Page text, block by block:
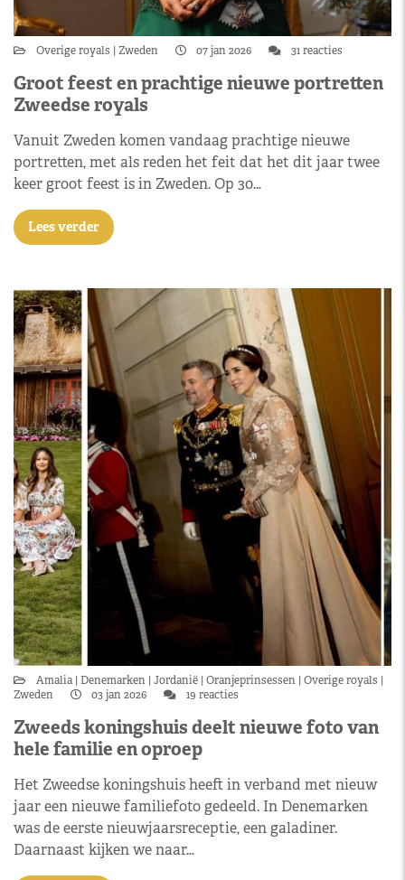
Overige royals Zweden 07 jan 2026 31 reacties
Groot feest en prachtige nieuwe portretten
Zweedse royals
Vanuit Zweden komen vandaag prachtige nieuwe
portretten, met als reden het feit dat het dit jaar twee
keer groot feest is in Zweden. Op 30…
Lees verder
Amalia Denemarken Jordanië Oranjeprinsessen Overige royals
Zweden
03 jan 2026 19 reacties
Zweeds koningshuis deelt nieuwe foto van
hele familie en oproep
Het Zweedse koningshuis heeft in verband met nieuw
jaar een nieuwe familiefoto gedeeld. In Denemarken
was de eerste nieuwjaarsreceptie, een galadiner.
Daarnaast kijken we naar…